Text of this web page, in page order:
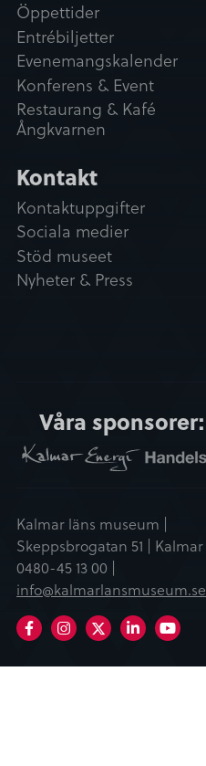
Öppettider
Entrébiljetter
Evenemangskalender
Konferens & Event
Restaurang & Kafé
Ångkvarnen
Kontakt
Kontaktuppgifter
Sociala medier
Stöd museet
Nyheter & Press
Våra sponsorer:
Kalmar läns museum |
Skeppsbrogatan 51 | Kalmar |
0480-45 13 00 |
info@kalmarlansmuseum.se
FacebookInstagram LinkedIn